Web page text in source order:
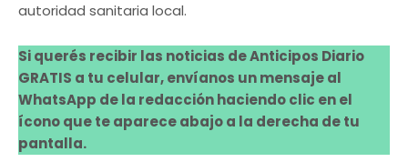
autoridad sanitaria local.
Si querés recibir las noticias de Anticipos Diario
GRATIS a tu celular, envíanos un mensaje al
WhatsApp de la redacción haciendo clic en el
ícono que te aparece abajo a la derecha de tu
pantalla.